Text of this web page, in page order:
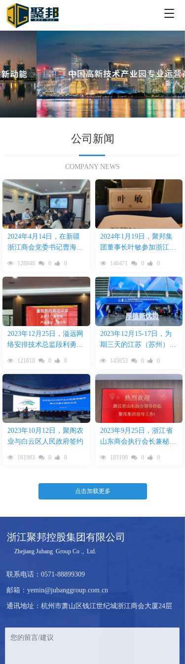
T
g
g
l
e
n
a
v
i
g
公司新闻
COMPANY NEWS
2024年4月14日，在新疆
浙江商会党委书记曹海华
震一行莅临聚邦集团考察
128848 0 0
2024年1月19日，聚邦集
团董事长叶敏参加浙江省
146471 0 0
2023年12月25日，溢远网
络安排技术总监段利勇率
121818 0 0
2023年12月15-17日，为
期三天的江苏（苏州）教
145853 0 0
2023年10月12日，聚阁农
业与白云区人民政府签约
161983 0 0
2023年9月25日，浙江省
山东商会执行会长兼秘书
183199 0 0
点击加载更多
浙江聚邦控股集团有限公司
     Zhejiang Jubang  Group Co .,  Ltd.
联系电话： 0571-88899309
邮箱：yemin@jubanggroup.com.cn
通讯地址：杭州市萧山区钱江世纪城浙江商会大厦24层